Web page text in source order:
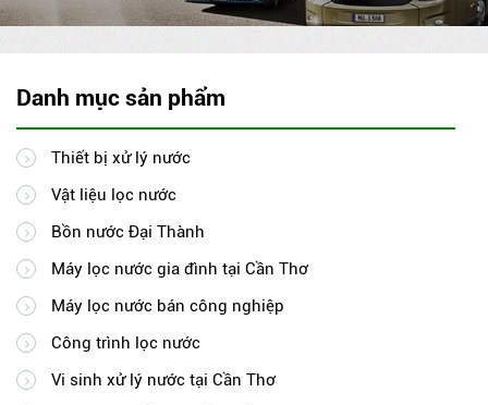
Danh mục sản phẩm
Thiết bị xử lý nước
Vật liệu lọc nước
Bồn nước Đại Thành
Máy lọc nước gia đình tại Cần Thơ
Máy lọc nước bán công nghiệp
Công trình lọc nước
Vi sinh xử lý nước tại Cần Thơ